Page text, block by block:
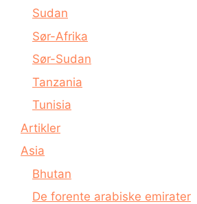
Sudan
Sør-Afrika
Sør-Sudan
Tanzania
Tunisia
Artikler
Asia
Bhutan
De forente arabiske emirater